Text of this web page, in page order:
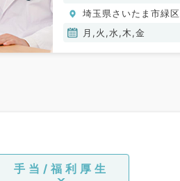
埼玉県さいたま市緑区
月,火,水,木,金
手当/福利厚生